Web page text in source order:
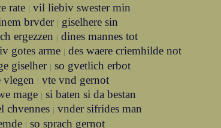
rate | vil liebiv swester min
brvder | giselhere sin
ergezzen | dines mannes tot
gotes arme | des waere criemhilde not
giselher | so gvetlich erbot
vlegen | vte vnd gernot
mage | si baten si da bestan
chvennes | vnder sifrides man
| so sprach gernot